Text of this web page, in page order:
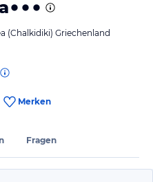
(Chalkidiki) Griechenland
Merken
Fragen